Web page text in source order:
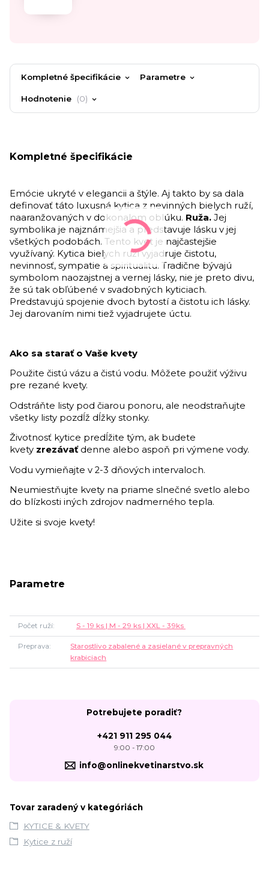
Kompletné špecifikácie Parametre
Hodnotenie 0
Kompletné špecifikácie
Emócie ukryté v elegancii a štýle. Aj takto by sa dala
definovať táto luxusná kytica z nevinných bielych ruží,
naaranžovaných v dokonalom oblúku. Ruža. Jej
symbolika je najznámejšia a predstavuje lásku v jej
všetkých podobách. Tento kvet je najčastejšie
využívaný. Kytica bielych ruží vyjadruje čistotu,
nevinnosť, sympatie a spiritualitu. Tradične bývajú
symbolom naozajstnej a vernej lásky, nie je preto divu,
že sú tak obľúbené v svadobných kyticiach.
Predstavujú spojenie dvoch bytostí a čistotu ich lásky.
Jej darovaním nimi tiež vyjadrujete úctu.
Ako sa starať o Vaše kvety
Použite čistú vázu a čistú vodu. Môžete použiť výživu
pre rezané kvety.
Odstráňte listy pod čiarou ponoru, ale neodstraňujte
všetky listy pozdĺž dĺžky stonky.
Životnosť kytice predĺžite tým, ak budete
kvety zrezávaťdenne alebo aspoň pri výmene vody.
Vodu vymieňajte v 2-3 dňových intervaloch.
Neumiestňujte kvety na priame slnečné svetlo alebo
do blízkosti iných zdrojov nadmerného tepla.
Užite si svoje kvety!
Parametre
Počet ruží S - 19 ks | M - 29 ks | XXL - 39ks
Preprava
Starostlivo zabalené a zasielané v prepravných
krabiciach
Potrebujete poradiť?
+421 911 295 044
9:00 - 17:00
info@onlinekvetinarstvo.sk
Tovar zaradený v kategóriách
KYTICE & KVETY
Kytice z ruží